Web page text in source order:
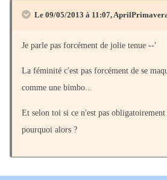
Le 09/05/2013 à 11:07,
Je parle pas forcément de jolie tenue --'
La féminité c'est pas forcément de se
comme une bimbo...
Et selon toi si ce n'est pas
pourquoi alors ?